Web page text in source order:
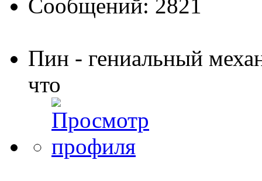
Сообщений: 2821
Пин - гениальный
что